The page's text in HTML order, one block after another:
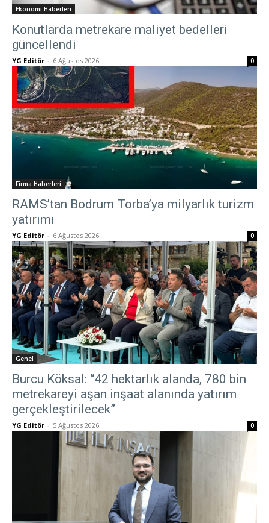
Ekonomi Haberleri
Konutlarda metrekare maliyet bedelleri
güncellendi
YG Editör - 6 Ağustos 2026 0
Firma Haberleri
RAMS’tan Bodrum Torba’ya milyarlık turizm
yatırımı
YG Editör - 6 Ağustos 2026 0
Genel
Burcu Köksal: “42 hektarlık alanda, 780 bin
metrekareyi aşan inşaat alanında yatırım
gerçekleştirilecek”
YG Editör - 5 Ağustos 2026 0